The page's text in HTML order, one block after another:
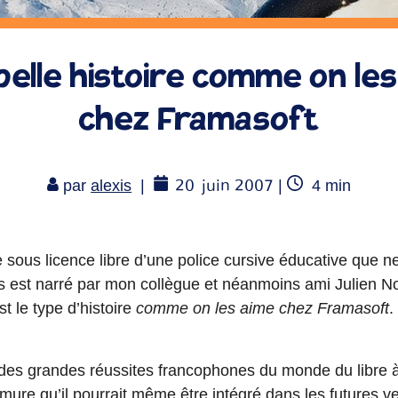
histoire comme on
chez Framasoft
paralexis 20 juin 2007
Temps
4min
licence libre d’une police cursive éducative que
est narré par mon collègue et néanmoins ami Julien
le type d’histoire comme on les aime chez Framasoft.
grandes réussites francophones du monde du libre
qu’il pourrait même être intégré dans les futures